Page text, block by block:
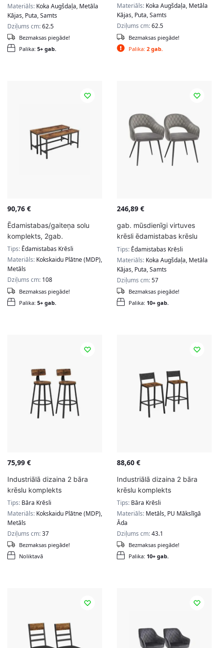
Materiāls: Koka Augšdaļa, Metāla
Kājas, Puta, Samts
Dziļums cm:62.5
Palika: 5+ gab.
Bezmaksas piegāde!
Materiāls: Koka Augšdaļa, Metāla
Kājas, Puta, Samts
Dziļums cm:62.5
Palika: 2 gab.
Bezmaksas piegāde!
90,76 €
Ēdamistabas/gaiteņa solu
komplekts, 2gab.
Tips: Ēdamistabas Krēsli
Materiāls: Kokskaidu Plātne (MDP),
Metāls
Dziļums cm: 108
Palika: 5+ gab.
Bezmaksas piegāde!
246,89 €
gab. mūsdienīgi virtuves
krēsli ēdamistabas krēslu
komplekts pelēks
Tips: Ēdamistabas Krēsli
Materiāls: Koka Augšdaļa, Metāla
Kājas, Puta, Samts
Dziļums cm:57
Palika: 10+ gab.
Bezmaksas piegāde!
75,99 €
Industriālā dizaina 2 bāra
krēslu komplekts
Tips: Bāra Krēsli
Materiāls: Kokskaidu Plātne (MDP),
Metāls
Dziļums cm:37
Noliktavā
Bezmaksas piegāde!
88,60 €
Industriālā dizaina 2 bāra
krēslu komplekts
Tips: Bāra Krēsli
Materiāls: Metāls, PU Mākslīgā
Āda
Dziļums cm:43.1
Palika: 10+ gab.
Bezmaksas piegāde!